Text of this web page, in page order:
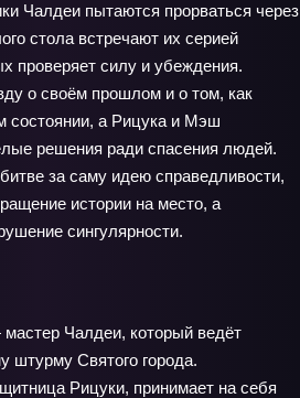
Чалдеи пытаются прорваться через
стола встречают их серией
проверяет силу и убеждения.
о своём прошлом и о том, как
состоянии, а Рицука и Мэш
решения ради спасения людей.
за саму идею справедливости,
истории на место, а
сингулярности.
Чалдеи, который ведёт
штурму Святого города.
Рицуки, принимает на себя